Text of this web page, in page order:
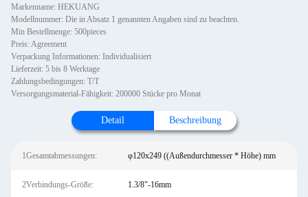
Markenname: HEKUANG
Modellnummer: Die in Absatz 1 genannten Angaben sind zu beachten.
Min Bestellmenge: 500pieces
Preis: Agreement
Verpackung Informationen: Individualisiert
Lieferzeit: 5 bis 8 Werktage
Zahlungsbedingungen: T/T
Versorgungsmaterial-Fähigkeit: 200000 Stücke pro Monat
Detail Beschreibung
1Gesamtabmessungen: φ120x249 ((Außendurchmesser * Höhe) mm
2Verbindungs-Größe: 1.3/8"-16mm